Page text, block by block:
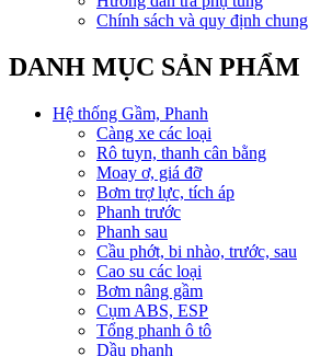
Chính sách và quy định chung
DANH MỤC SẢN PHẨM
Hệ thống Gầm, Phanh
Càng xe các loại
Rô tuyn, thanh cân bằng
Moay ơ, giá đỡ
Bơm trợ lực, tích áp
Phanh trước
Phanh sau
Cầu phớt, bi nhào, trước, sau
Cao su các loại
Bơm nâng gầm
Cụm ABS, ESP
Tổng phanh ô tô
Dầu phanh